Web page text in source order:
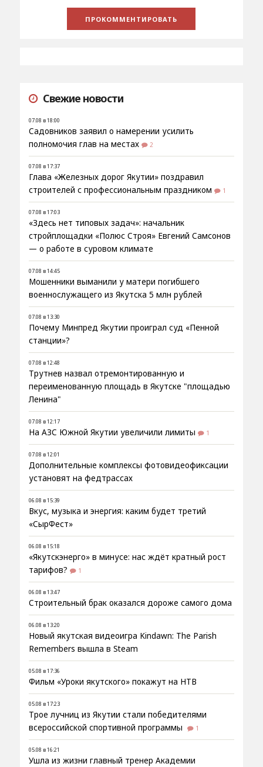
Свежие новости
07.08 в 18:00
Садовников заявил о намерении усилить
полномочия глав на местах
2
07.08 в 17:37
Глава «Железных дорог Якутии» поздравил
строителей с профессиональным праздником
1
07.08 в 17:03
«Здесь нет типовых задач»: начальник
стройплощадки «Полюс Строя» Евгений Самсонов
— о работе в суровом климате
07.08 в 14:45
Мошенники выманили у матери погибшего
военнослужащего из Якутска 5 млн рублей
07.08 в 13:30
Почему Минпред Якутии проиграл суд «Пенной
станции»?
07.08 в 12:48
Трутнев назвал отремонтированную и
переименованную площадь в Якутске "площадью
Ленина"
07.08 в 12:17
На АЗС Южной Якутии увеличили лимиты 1
07.08 в 12:01
Дополнительные комплексы фотовидеофиксации
установят на федтрассах
06.08 в 15:39
Вкус, музыка и энергия: каким будет третий
«СырФест»
06.08 в 15:18
«Якутскэнерго» в минусе: нас ждёт кратный рост
тарифов?
1
06.08 в 13:47
Строительный брак оказался дороже самого дома
06.08 в 13:20
Новый якутская видеоигра Kindawn: The Parish
Remembers вышла в Steam
05.08 в 17:36
Фильм «Уроки якутского» покажут на НТВ
05.08 в 17:23
Трое лучниц из Якутии стали победителями
всероссийской спортивной программы
1
05.08 в 16:21
Ушла из жизни главный тренер Академии